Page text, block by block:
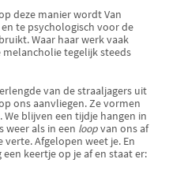
deze manier wordt Van
te psychologisch voor de
Waar haar werk vaak
tegelijk steeds
van de straaljagers uit
ons aanvliegen. Ze vormen
blijven een tijdje hangen in
als in een loopvan ons af
Afgelopen weet je. En
keertje op je af en staat er: